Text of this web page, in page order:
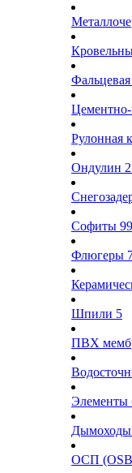
Цементно-
Рулонная
Ондулин
Софиты 99
Флюгеры
Шпили 5
ПВХ
Элементы
Дымоходы
ОСП